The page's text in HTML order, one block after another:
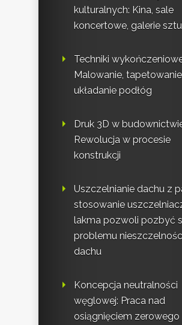
kulturalnych: Kina, sale
koncertowe, galerie
Techniki
Malowanie,
układanie podłóg
Druk 3D w
Rewolucja w procesie
konstrukcji
Uszczelnianie dachu z
stosowanie
lakma pozwoli pozbyć
problemu
dachu
Koncepcja neutralności
węglowej: Praca nad
osiągnięciem zerowego